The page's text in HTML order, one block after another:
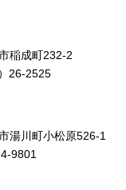
稲成町232-2
26-2525
湯川町小松原526-1
9801